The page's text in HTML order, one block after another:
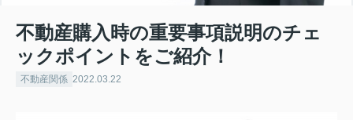
不動産購入時の重要事項説明のチェ
ックポイントをご紹介！
不動産関係 2022.03.22